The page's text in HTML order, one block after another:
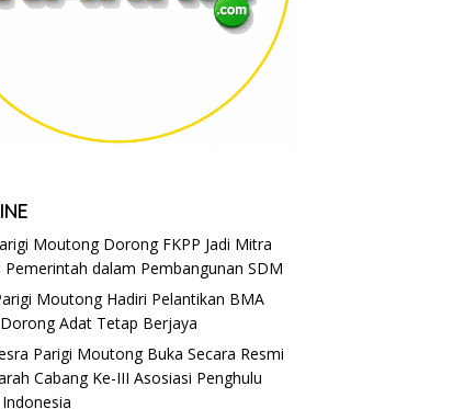
Moutong Dorong FKPP Jadi Mitra
Pemerintah dalam Pembangunan SDM
Moutong Hadiri Pelantikan BMA
Adat Tetap Berjaya
Parigi Moutong Buka Secara Resmi
Cabang Ke-III Asosiasi Penghulu